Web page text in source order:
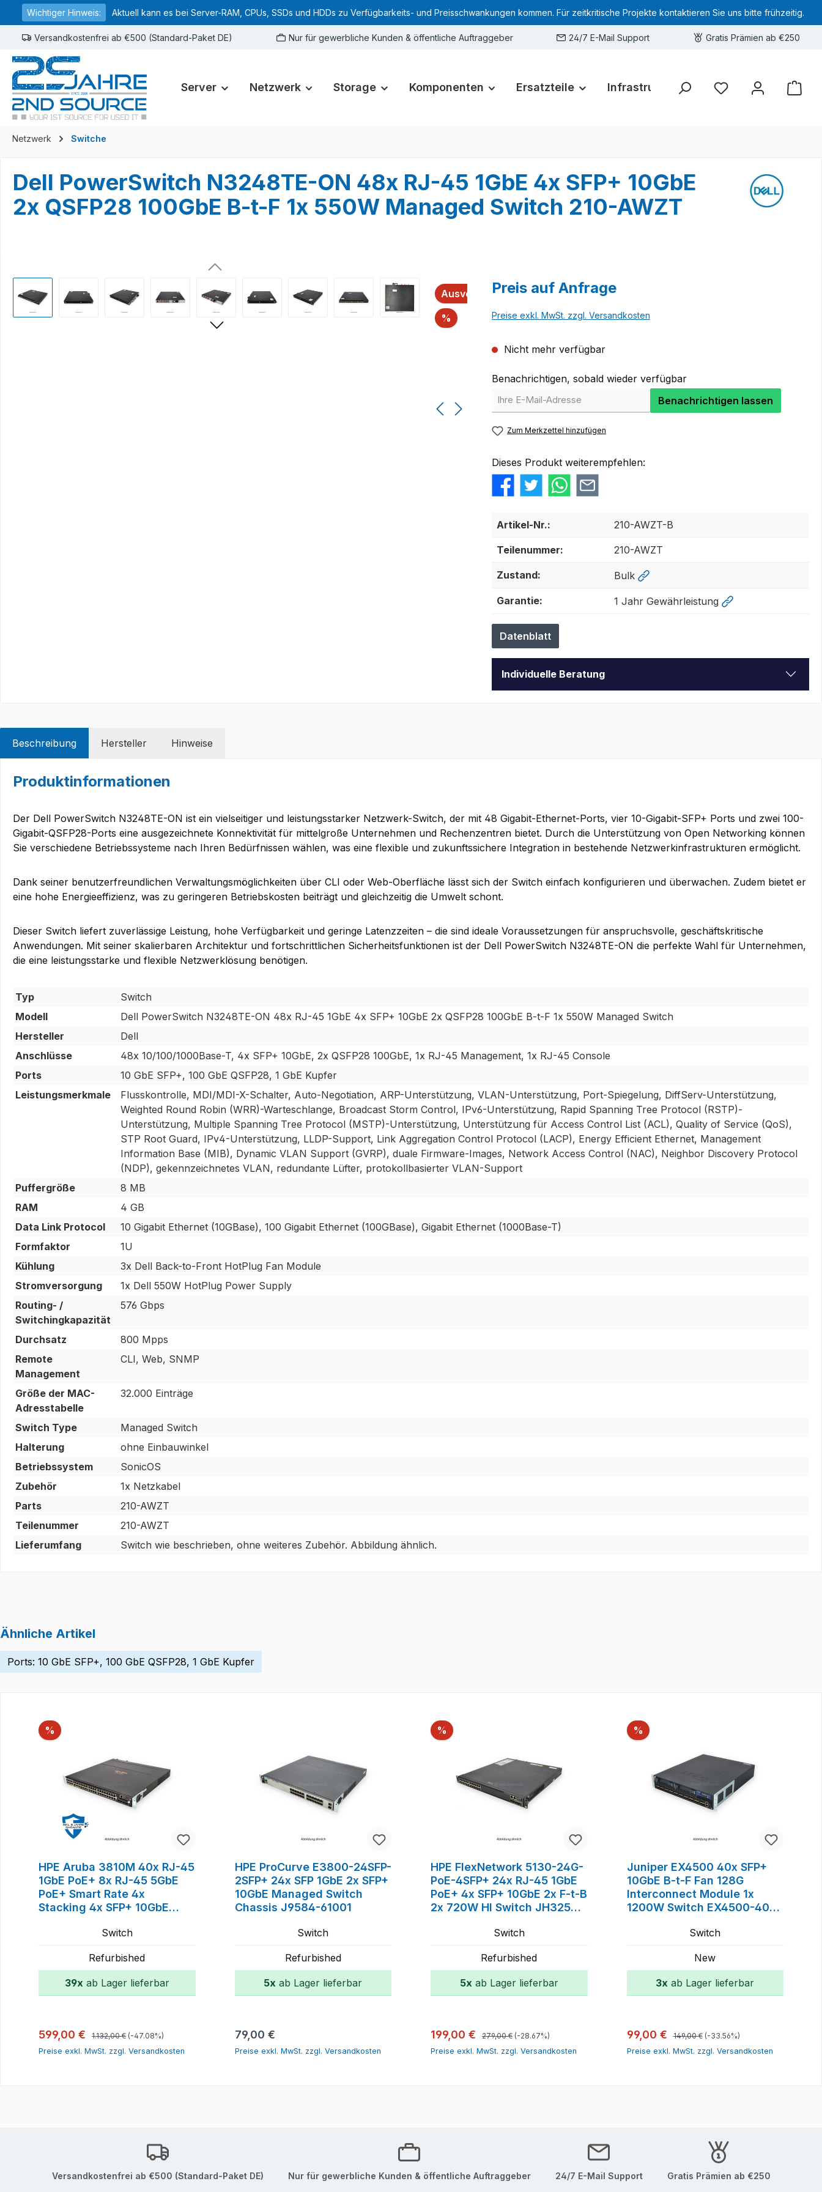
Zur Hauptnavigation springen
Wichtiger Hinweis: Aktuell kann es bei Server-RAM, CPUs, SSDs und HDDs zu Verfügbarkeits- und Preisschwankungen kommen. Für zeitkritische Projekte kontaktieren Sie uns bitte frühzeitig.
Versandkostenfrei ab €500 (Standard-Paket DE) Nur für gewerbliche Kunden & öffentliche Auftraggeber 24/7 E-Mail Support Gratis Prämien ab €250
Server Netzwerk Storage Komponenten Ersatzteile Infrastruktur Hardware-Deals
Sie haben 0 Produkte
Netzwerk Switche
Dell PowerSwitch N3248TE-ON 48x RJ-45 1GbE 4x SFP+ 10GbE
2x QSFP28 100GbE B-t-F 1x 550W Managed Switch 210-AWZT
Ausverkauft
% Rabatt
Preis auf Anfrage
Preise exkl. MwSt. zzgl. Versandkosten
Nicht mehr verfügbar
Benachrichtigen, sobald wieder verfügbar
Benachrichtigen lassen
Zum Merkzettel hinzufügen
Dieses Produkt weiterempfehlen:
Artikel-Nr.: 210-AWZT-B
Teilenummer: 210-AWZT
Zustand: Bulk
Garantie: 1 Jahr Gewährleistung
Datenblatt
Individuelle Beratung
Beschreibung Hersteller Hinweise
Produktinformationen
Der Dell PowerSwitch N3248TE-ON ist ein vielseitiger und leistungsstarker Netzwerk-Switch, der mit 48 Gigabit-Ethernet-Ports, vier 10-Gigabit-SFP+ Ports und zwei 100-
Gigabit-QSFP28-Ports eine ausgezeichnete Konnektivität für mittelgroße Unternehmen und Rechenzentren bietet. Durch die Unterstützung von Open Networking können
Sie verschiedene Betriebssysteme nach Ihren Bedürfnissen wählen, was eine flexible und zukunftssichere Integration in bestehende Netzwerkinfrastrukturen ermöglicht.
Dank seiner benutzerfreundlichen Verwaltungsmöglichkeiten über CLI oder Web-Oberfläche lässt sich der Switch einfach konfigurieren und überwachen. Zudem bietet er
eine hohe Energieeffizienz, was zu geringeren Betriebskosten beiträgt und gleichzeitig die Umwelt schont.
Dieser Switch liefert zuverlässige Leistung, hohe Verfügbarkeit und geringe Latenzzeiten – die sind ideale Voraussetzungen für anspruchsvolle, geschäftskritische
Anwendungen. Mit seiner skalierbaren Architektur und fortschrittlichen Sicherheitsfunktionen ist der Dell PowerSwitch N3248TE-ON die perfekte Wahl für Unternehmen,
die eine leistungsstarke und flexible Netzwerklösung benötigen.
Typ
Switch
Modell
Dell PowerSwitch N3248TE-ON 48x RJ-45 1GbE 4x SFP+ 10GbE 2x QSFP28 100GbE B-t-F 1x 550W Managed Switch
Hersteller
Dell
Anschlüsse
48x 10/100/1000Base-T, 4x SFP+ 10GbE, 2x QSFP28 100GbE, 1x RJ-45 Management, 1x RJ-45 Console
Ports
10 GbE SFP+, 100 GbE QSFP28, 1 GbE Kupfer
Leistungsmerkmale
Flusskontrolle, MDI/MDI-X-Schalter, Auto-Negotiation, ARP-Unterstützung, VLAN-Unterstützung, Port-Spiegelung, DiffServ-Unterstützung,
Weighted Round Robin (WRR)-Warteschlange, Broadcast Storm Control, IPv6-Unterstützung, Rapid Spanning Tree Protocol (RSTP)-
Unterstützung, Multiple Spanning Tree Protocol (MSTP)-Unterstützung, Unterstützung für Access Control List (ACL), Quality of Service (QoS),
STP Root Guard, IPv4-Unterstützung, LLDP-Support, Link Aggregation Control Protocol (LACP), Energy Efficient Ethernet, Management
Information Base (MIB), Dynamic VLAN Support (GVRP), duale Firmware-Images, Network Access Control (NAC), Neighbor Discovery Protocol
(NDP), gekennzeichnetes VLAN, redundante Lüfter, protokollbasierter VLAN-Support
Puffergröße
8 MB
RAM
4 GB
Data Link Protocol
10 Gigabit Ethernet (10GBase), 100 Gigabit Ethernet (100GBase), Gigabit Ethernet (1000Base-T)
Formfaktor
1U
Kühlung
3x Dell Back-to-Front HotPlug Fan Module
Stromversorgung
1x Dell 550W HotPlug Power Supply
Routing- /
Switchingkapazität
576 Gbps
Durchsatz
800 Mpps
Remote
Management
CLI, Web, SNMP
Größe der MAC-
Adresstabelle
32.000 Einträge
Switch Type
Managed Switch
Halterung
ohne Einbauwinkel
Betriebssystem
SonicOS
Zubehör
1x Netzkabel
Parts
210-AWZT
Teilenummer
210-AWZT
Lieferumfang
Switch wie beschrieben, ohne weiteres Zubehör. Abbildung ähnlich.
Ähnliche Artikel
Ports: 10 GbE SFP+, 100 GbE QSFP28, 1 GbE Kupfer
% Rabatt
HPE Aruba 3810M 40x RJ-45
1GbE PoE+ 8x RJ-45 5GbE
PoE+ Smart Rate 4x
Stacking 4x SFP+ 10GbE
Switch JL076A JL076-61001
Switch
Refurbished
39x ab Lager lieferbar
Verkaufspreis:
599,00 € Regulärer Preis:
1.132,00 € (-47.08%)
Preise exkl. MwSt. zzgl. Versandkosten
In den Warenkorb
HPE ProCurve E3800-24SFP-
2SFP+ 24x SFP 1GbE 2x SFP+
10GbE Managed Switch
Chassis J9584-61001
Switch
Refurbished
5x ab Lager lieferbar
Regulärer Preis:
79,00 €
Preise exkl. MwSt. zzgl. Versandkosten
% Rabatt
HPE FlexNetwork 5130-24G-
PoE-4SFP+ 24x RJ-45 1GbE
PoE+ 4x SFP+ 10GbE 2x F-t-B
2x 720W HI Switch JH325A
Switch
Refurbished
5x ab Lager lieferbar
Verkaufspreis:
199,00 € Regulärer Preis:
279,00 € (-28.67%)
Preise exkl. MwSt. zzgl. Versandkosten
In den Warenkorb
% Rabatt
Juniper EX4500 40x SFP+
10GbE B-t-F Fan 128G
Interconnect Module 1x
1200W Switch EX4500-40F-
Switch
New
3x ab Lager lieferbar
Verkaufspreis:
99,00 € Regulärer Preis:
149,00 € (-33.56%)
Preise exkl. MwSt. zzgl. Versandkosten
Versandkostenfrei ab €500 (Standard-Paket DE) Nur für gewerbliche Kunden & öffentliche Auftraggeber 24/7 E-Mail Support Gratis Prämien ab €250